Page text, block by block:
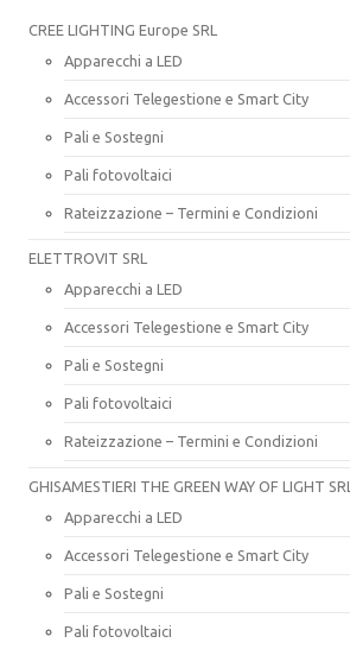
CREE LIGHTING Europe SRL
Apparecchi a LED
Accessori Telegestione e Smart City
Pali e Sostegni
Pali fotovoltaici
Rateizzazione – Termini e Condizioni
ELETTROVIT SRL
Apparecchi a LED
Accessori Telegestione e Smart City
Pali e Sostegni
Pali fotovoltaici
Rateizzazione – Termini e Condizioni
GHISAMESTIERI THE GREEN WAY OF LIGHT SRL
Apparecchi a LED
Accessori Telegestione e Smart City
Pali e Sostegni
Pali fotovoltaici